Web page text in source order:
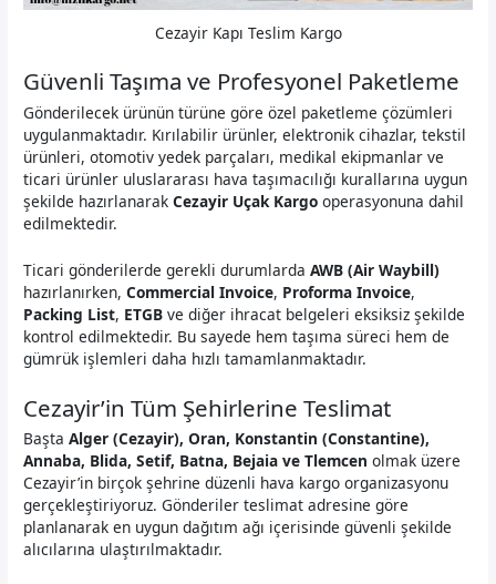
Cezayir Kapı Teslim Kargo
Güvenli Taşıma ve Profesyonel Paketleme
Gönderilecek ürünün türüne göre özel paketleme çözümleri
uygulanmaktadır. Kırılabilir ürünler, elektronik cihazlar, tekstil
ürünleri, otomotiv yedek parçaları, medikal ekipmanlar ve
ticari ürünler uluslararası hava taşımacılığı kurallarına uygun
şekilde hazırlanarakCezayir Uçak Kargo operasyonuna dahil
edilmektedir.
Ticari gönderilerde gerekli durumlardaAWB (Air Waybill)
hazırlanırken,Commercial Invoice, Proforma Invoice,
Packing List, ETGB ve diğer ihracat belgeleri eksiksiz şekilde
kontrol edilmektedir. Bu sayede hem taşıma süreci hem de
gümrük işlemleri daha hızlı tamamlanmaktadır.
Cezayir’in Tüm Şehirlerine Teslimat
BaştaAlger (Cezayir), Oran, Konstantin (Constantine),
Annaba, Blida, Setif, Batna, Bejaia ve Tlemcen olmak üzere
Cezayir’in birçok şehrine düzenli hava kargo organizasyonu
gerçekleştiriyoruz. Gönderiler teslimat adresine göre
planlanarak en uygun dağıtım ağı içerisinde güvenli şekilde
alıcılarına ulaştırılmaktadır.